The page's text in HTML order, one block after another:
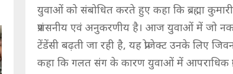
युवाओं को संबोधित करते हुए कहा कि ब्रह्मा
प्रशंसनीय एवं अनुकरणीय है। आज युवाओं में जो
टेंडेंसी बढ़ती जा रही है, यह प्रोजेक्ट उनके लिए
कहा कि गलत संग के कारण युवाओं में आपराधिक